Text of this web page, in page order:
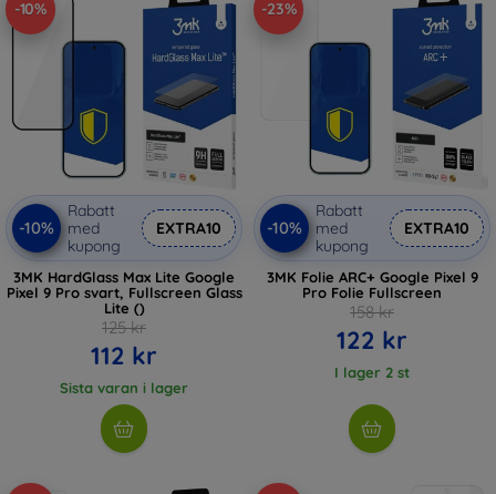
-10%
-10%
Rabatt
med
kupong
EXTRA10
3MK HardGlass Max Lite Google
Pixel 9 Pro svart, Fullscreen Glass
Lite ()
125 kr
112 kr
Sista varan i lager
-23%
-10%
Rabatt
med
kupong
EXTRA10
3MK Folie ARC+ Google Pixel 9
Pro Folie Fullscreen
158 kr
122 kr
I lager 2 st